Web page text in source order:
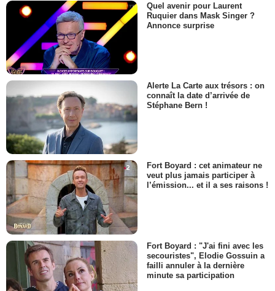
Quel avenir pour Laurent
Ruquier dans Mask Singer ?
Annonce surprise
Alerte La Carte aux trésors : on
connaît la date d’arrivée de
Stéphane Bern !
Fort Boyard : cet animateur ne
veut plus jamais participer à
l’émission... et il a ses raisons !
Fort Boyard : "J'ai fini avec les
secouristes", Elodie Gossuin a
failli annuler à la dernière
minute sa participation